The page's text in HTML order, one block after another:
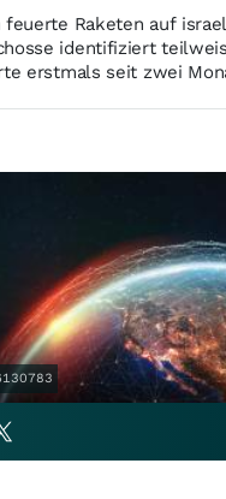
feuerte Raketen auf
identifiziert
erstmals seit zwei